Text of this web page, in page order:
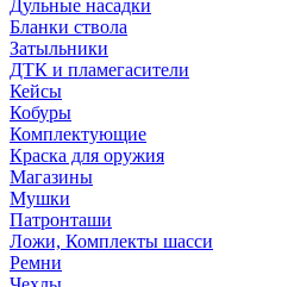
Дульные насадки
Бланки ствола
Затыльники
ДТК и пламегасители
Кейсы
Кобуры
Комплектующие
Краска для оружия
Магазины
Мушки
Патронташи
Ложи, Комплекты шасси
Ремни